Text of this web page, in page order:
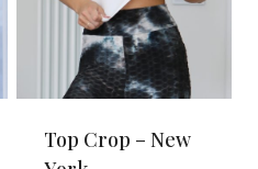
Top Crop – New